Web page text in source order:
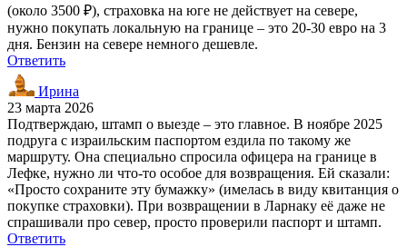
(около 3500 ₽), страховка на юге не действует на севере,
нужно покупать локальную на границе – это 20-30 евро на 3
дня. Бензин на севере немного дешевле.
Ответить
Ирина
23 марта 2026
Подтверждаю, штамп о выезде – это главное. В ноябре 2025
подруга с израильским паспортом ездила по такому же
маршруту. Она специально спросила офицера на границе в
Лефке, нужно ли что-то особое для возвращения. Ей сказали:
«Просто сохраните эту бумажку» (имелась в виду квитанция о
покупке страховки). При возвращении в Ларнаку её даже не
спрашивали про север, просто проверили паспорт и штамп.
Ответить